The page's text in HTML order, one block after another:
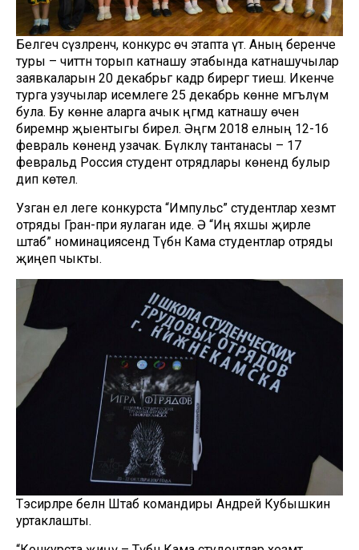
Белгеч сүзләренчә, конкурс өч этапта үтә. Аның беренче
туры – читтән торып катнашу этабында катнашучылар
заявкаларын 20 декабрьгә кадәр бирергә тиеш. Икенче
турга узучылар исемлеге 25 декабрь көнне мәгълүм
була. Бу көнне аларга ачык әңгәмәдә катнашу өчен
биремнәр җыентыгы бирелә. Әңгәмә 2018 елның 12-16
февраль көнендә узачак. Бүләкләү тантанасы – 17
февральдә Россия студент отрядлары көнендә булыр
дип көтелә.
Узган ел әлеге конкурста “Импульс” студентлар хезмәт
отряды Гран-при яулаган иде. Ә “Иң яхшы җирле
штаб” номинациясендә Түбән Кама студентлар отряды
җиңеп чыкты.
Тәэсирләре белән Штаб командиры Андрей Кубышкин
уртаклашты.